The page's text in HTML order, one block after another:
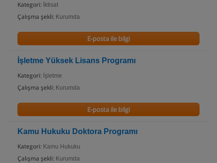
Kategori:
İktisat
Çalışma şekli: Kurumda
E-posta ile bilgi
İşletme Yüksek Lisans Programı
Kategori: İşletme
Çalışma şekli: Kurumda
E-posta ile bilgi
Kamu Hukuku Doktora Programı
Kategori: Kamu Hukuku
Çalışma şekli: Kurumda